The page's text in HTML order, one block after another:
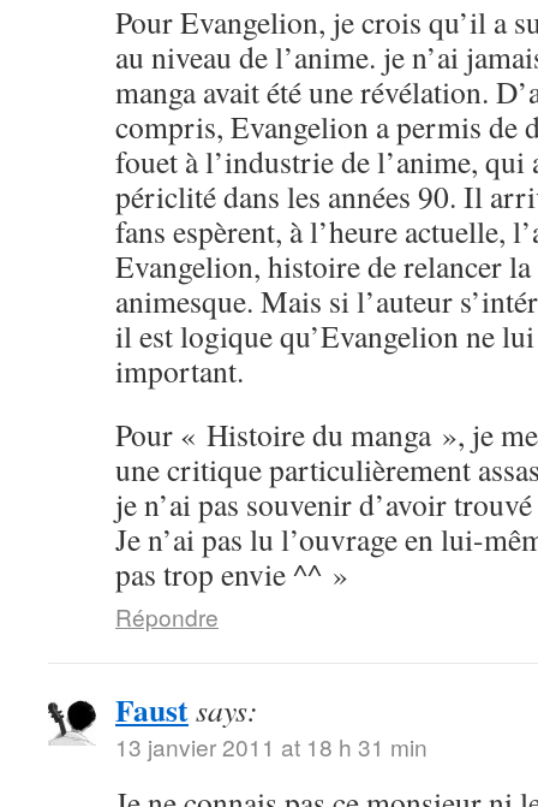
Pour Evangelion, je crois qu’il a
au niveau de l’anime. je n’ai
manga avait été une révélation.
compris, Evangelion a permis de
fouet à l’industrie de l’anime,
périclité dans les années 90. Il
fans espèrent, à l’heure actuelle,
Evangelion, histoire de relancer
animesque. Mais si l’auteur
il est logique qu’Evangelion ne
important.
Pour « Histoire du manga », je
une critique particulièrement
je n’ai pas souvenir d’avoir
Je n’ai pas lu l’ouvrage en lui-
pas trop envie ^^ »
Répondre
Faustsays:
13 janvier 2011 at 18 h 31 min